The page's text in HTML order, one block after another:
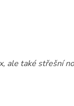
ale také střešní